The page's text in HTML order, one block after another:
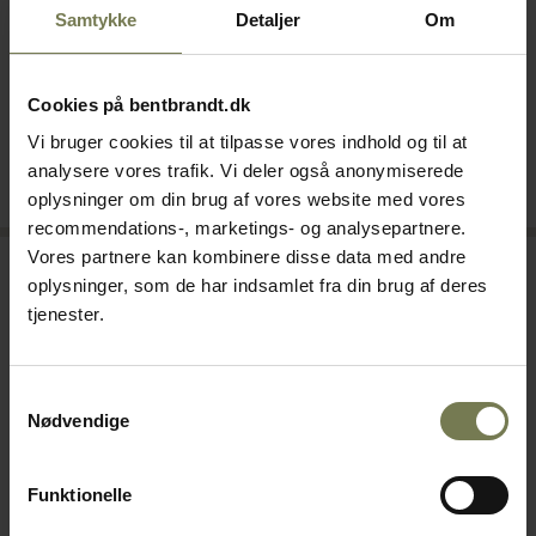
Samtykke Detaljer Om
Cookies på bentbrandt.dk
Vi bruger cookies til at tilpasse vores indhold og til at
analysere vores trafik. Vi deler også anonymiserede
oplysninger om din brug af vores website med vores
recommendations-, marketings- og analysepartnere.
Vores partnere kan kombinere disse data med andre
oplysninger, som de har indsamlet fra din brug af deres
tjenester.
Nødvendige
Funktionelle
Varenr: 75311604
1.980,00 kr./stk.
Bestillingsvare
Læg i kurv
Varenr: 63832602
På lager
Læg i kurv